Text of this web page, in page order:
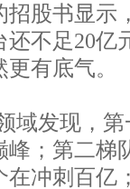
股书显示
不足20亿
有底气。
域发现，第
；第二梯
冲刺百亿